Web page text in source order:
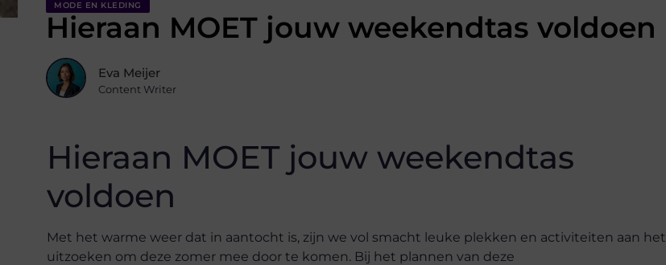
MODE EN KLEDING
Hieraan MOET jouw weekendtas voldoen
Eva Meijer
Content Writer
Hieraan MOET jouw weekendtas
voldoen
Met het warme weer dat in aantocht is, zijn we vol smacht leuke plekken en activiteiten aan het
uitzoeken om deze zomer mee door te komen. Bij het plannen van deze